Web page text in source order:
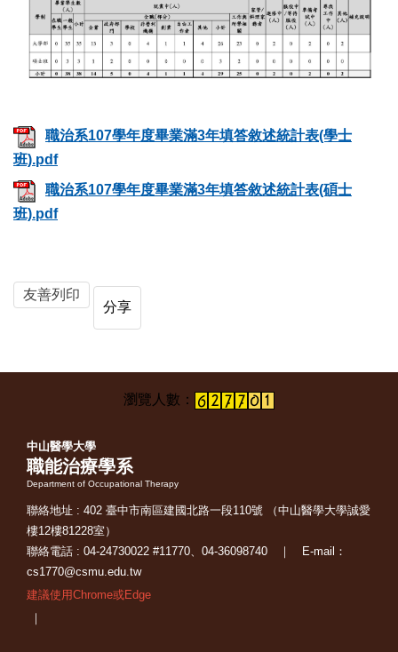
職治系107學年度畢業滿3年填答敘述統計表(學士
班).pdf
職治系107學年度畢業滿3年填答敘述統計表(碩士
班).pdf
友善列印
分享
中山醫學大學
職能治療學系
Department of Occupational Therapy
聯絡地址 : 402 臺中市南區建國北路一段110號 （中山醫學大學誠愛
樓12樓81228室）
聯絡電話 : 04-24730022 #11770、04-36098740 ｜ E-mail：
cs1770@csmu.edu.tw
建議使用Chrome或Edge
｜